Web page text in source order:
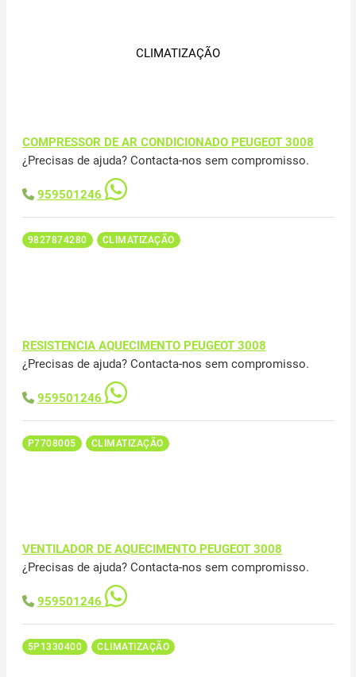
CLIMATIZAÇÃO
COMPRESSOR DE AR CONDICIONADO PEUGEOT 3008
¿Precisas de ajuda? Contacta-nos sem compromisso.
959501246
9827874280 CLIMATIZAÇÃO
RESISTENCIA AQUECIMENTO PEUGEOT 3008
¿Precisas de ajuda? Contacta-nos sem compromisso.
959501246
P7708005 CLIMATIZAÇÃO
VENTILADOR DE AQUECIMENTO PEUGEOT 3008
¿Precisas de ajuda? Contacta-nos sem compromisso.
959501246
5P1330400 CLIMATIZAÇÃO